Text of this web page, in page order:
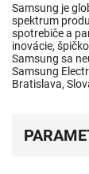
Samsung je
spektrum
spotrebiče a
inovácie,
Samsung sa
Samsung
Bratislava,